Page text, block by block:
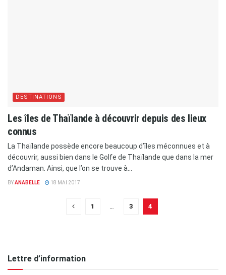
DESTINATIONS
Les îles de Thaïlande à découvrir depuis des lieux
connus
La Thaïlande possède encore beaucoup d’îles méconnues et à
découvrir, aussi bien dans le Golfe de Thaïlande que dans la mer
d’Andaman. Ainsi, que l’on se trouve à...
BYANABELLE 18 MAI 2017
1 3 4
Lettre d’information